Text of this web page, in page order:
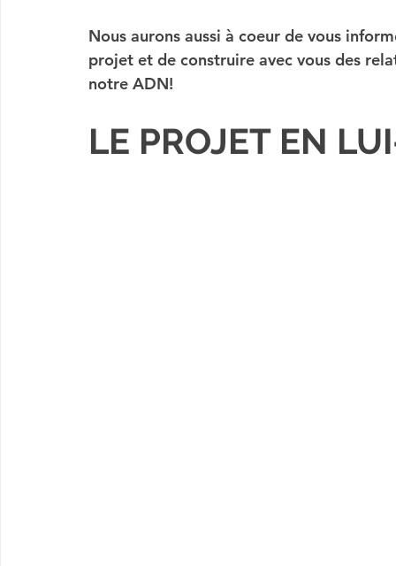
Nous aurons aussi à coeur de vous
projet et de construire avec vous des
notre ADN!
LE PROJET EN